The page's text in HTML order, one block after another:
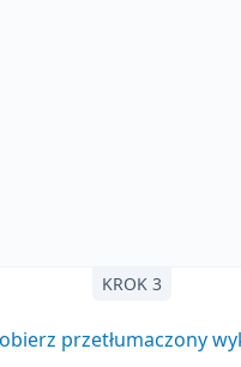
KROK 3
przetłumaczony